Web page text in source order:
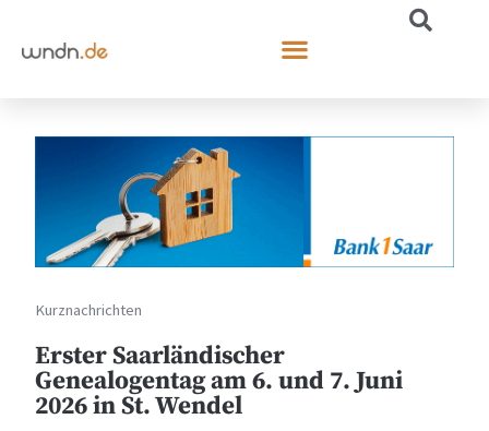
Kurznachrichten
Erster Saarländischer
Genealogentag am 6. und 7. Juni
2026 in St. Wendel